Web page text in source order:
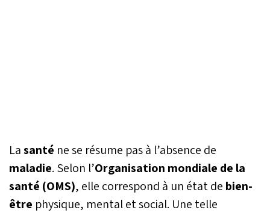
Lasanté ne se résume pas à l’absence de
maladie. Selon l’Organisation mondiale de la
santé (OMS), elle correspond à un état de bien-
être physique, mental et social. Une telle